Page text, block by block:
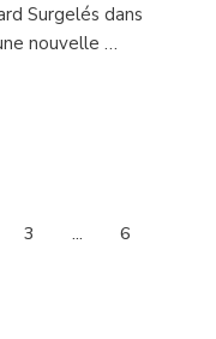
Surgelés dans
nouvelle …
3 …
6